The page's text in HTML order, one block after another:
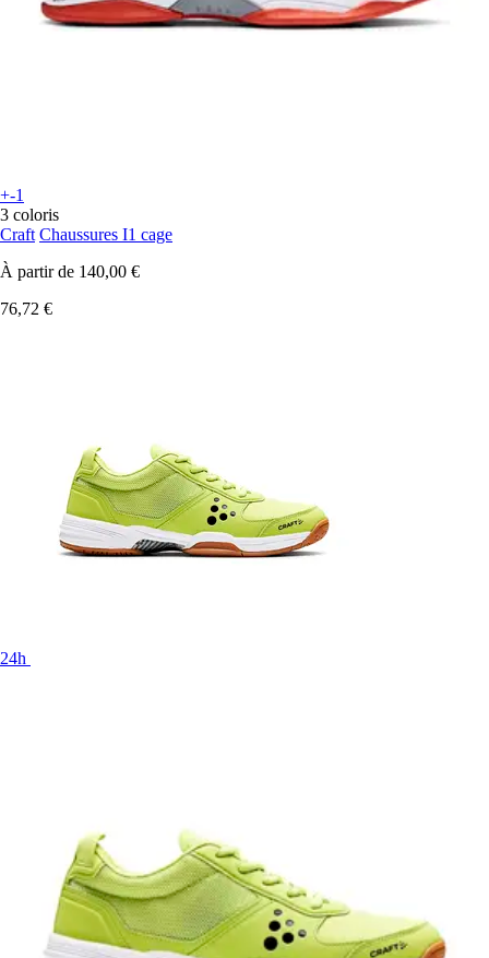
+-1
3 coloris
Craft Chaussures I1 cage
À partir de 140,00 €
76,72 €
24h